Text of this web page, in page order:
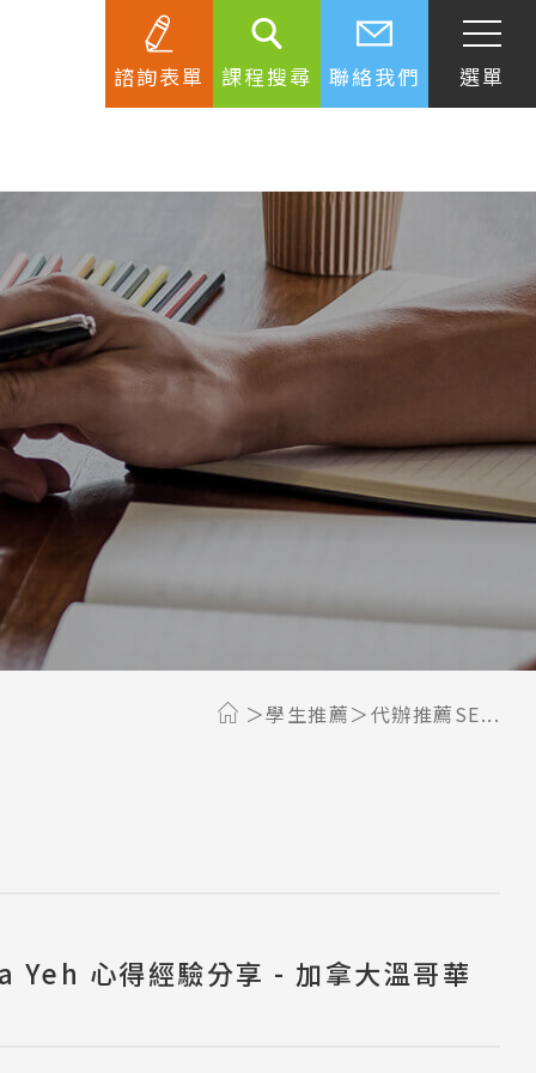
諮詢表單 課程搜尋 聯絡我們 選單
SEC 知識庫
關於簽證
生活資訊
跟著遊學大使看世界
學習要領
工作規範
生涯規劃
學生推薦 代辦推薦SE...
Yeh 心得經驗分享 - 加拿大溫哥華